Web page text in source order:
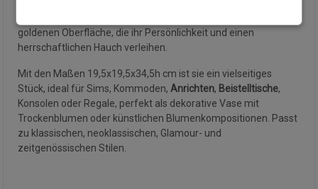
goldenen Oberfläche, die ihr Persönlichkeit und einen
herrschaftlichen Hauch verleihen.
Mit den Maßen 19,5x19,5x34,5h cm ist sie ein vielseitiges
Stück, ideal für Sims, Kommoden,Anrichten, Beistelltische,
Konsolen oder Regale, perfekt als dekorative Vase mit
Trockenblumen oder künstlichen Blumenkompositionen. Passt
zu klassischen, neoklassischen, Glamour- und
zeitgenössischen Stilen.